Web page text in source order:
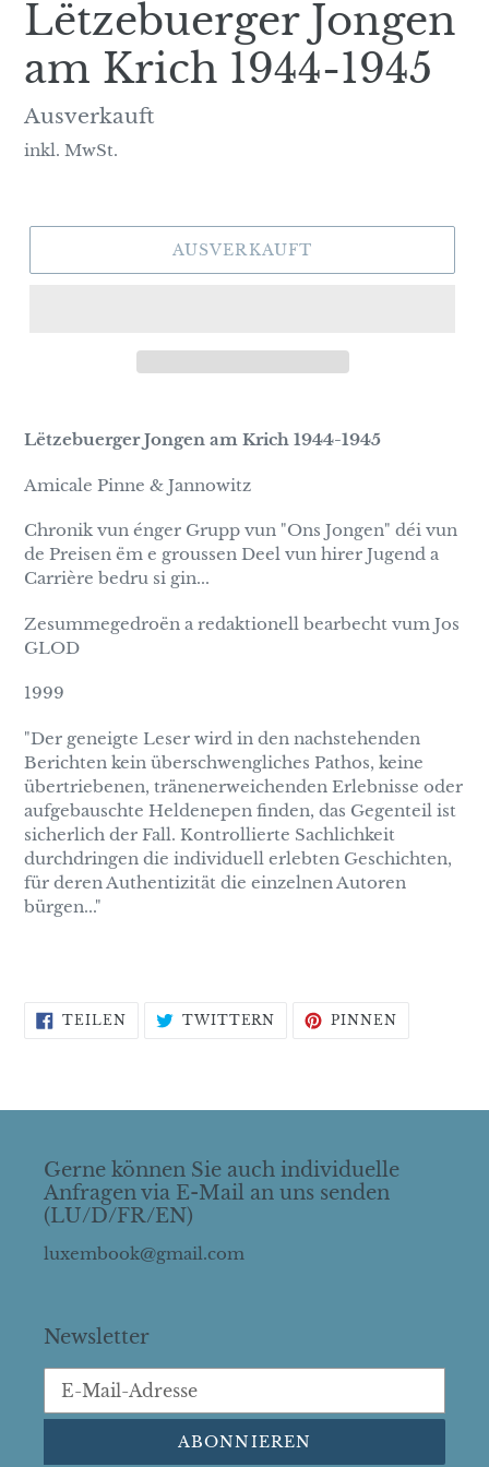
Lëtzebuerger Jongen
am Krich 1944-1945
Normaler
Preis
Ausverkauft
inkl. MwSt.
AUSVERKAUFT
Lëtzebuerger Jongen am Krich 1944-1945
Amicale Pinne & Jannowitz
Chronik vun énger Grupp vun "Ons Jongen" déi vun
de Preisen ëm e groussen Deel vun hirer Jugend a
Carrière bedru si gin...
Zesummegedroën a redaktionell bearbecht vum Jos
GLOD
1999
"Der geneigte Leser wird in den nachstehenden
Berichten kein überschwengliches Pathos, keine
übertriebenen, tränenerweichenden Erlebnisse oder
aufgebauschte Heldenepen finden, das Gegenteil ist
sicherlich der Fall. Kontrollierte Sachlichkeit
durchdringen die individuell erlebten Geschichten,
für deren Authentizität die einzelnen Autoren
bürgen..."
TEILENAUF
FACEBOOK
TWITTERN AUF
TWITTER
PINNEN
Gerne können Sie auch individuelle
Anfragen via E-Mail an uns senden
(LU/D/FR/EN)
luxembook@gmail.com
Newsletter
ABONNIEREN